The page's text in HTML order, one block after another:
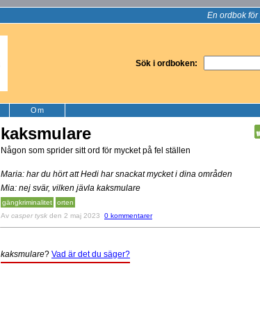
En ordbok
Sök i ordboken:
Om
kaksmulare
Någon som sprider sitt ord för mycket på fel ställen
Maria: har du hört att Hedi har snackat mycket i dina områden
Mia: nej svär, vilken jävla kaksmulare
gängkriminalitet
orten
Av casper tysk den 2 maj 2023 0 kommentarer
kaksmulare? Vad är det du säger?